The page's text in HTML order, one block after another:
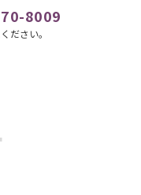
8009
ださい。